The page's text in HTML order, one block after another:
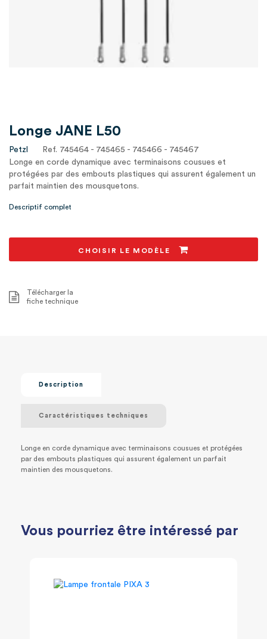
Longe JANE L50
Petzl
Ref. 745464 - 745465 - 745466 - 745467
Longe en corde dynamique avec terminaisons cousues et
protégées par des embouts plastiques qui assurent également un
parfait maintien des mousquetons.
Descriptif complet
CHOISIR LE MODÈLE
Télécharger la
fiche technique
Description
Caractéristiques techniques
Longe en corde dynamique avec terminaisons cousues et protégées
par des embouts plastiques qui assurent également un parfait
maintien des mousquetons.
Vous pourriez être intéressé par